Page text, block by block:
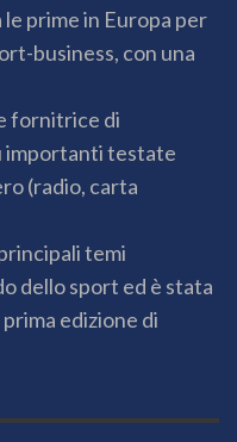
prime in Europa per
business, con una
fornitrice di
importanti testate
(radio, carta
temi
dello sport ed è stata
edizione di